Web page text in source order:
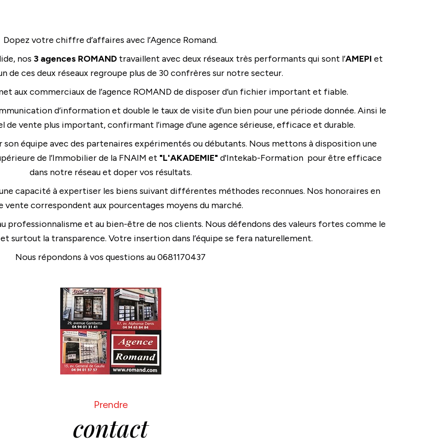
Dopez votre chiffre d’affaires avec l’Agence Romand.
nos 3 agences ROMANDtravaillent avec deux réseaux très performants qui sont l’AMEPI et
de ces deux réseaux regroupe plus de 30 confrères sur notre secteur.
aux commerciaux de l’agence ROMAND de disposer d’un fichier important et fiable.
d’information et double le taux de visite d’un bien pour une période donnée. Ainsi le
de vente plus important, confirmant l’image d’une agence sérieuse, efficace et durable.
son équipe avec des partenaires expérimentés ou débutants. Nous mettons à disposition une
de l’Immobilier de la FNAIM et "L'AKADEMIE" d'Intekab-Formation pour être efficace
dans notre réseau et doper vos résultats.
capacité à expertiser les biens suivant différentes méthodes reconnues. Nos honoraires en
vente correspondent aux pourcentages moyens du marché.
professionnalisme et au bien-être de nos clients. Nous défendons des valeurs fortes comme le
surtout la transparence. Votre insertion dans l’équipe se fera naturellement.
Nous répondons à vos questions au 0681170437
Prendre
contact